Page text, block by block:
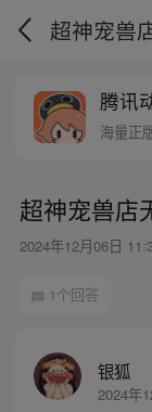
超神宠兽
腾讯
海量正
超神宠兽店
2024年12月06日
1个回答
银狐
2024年